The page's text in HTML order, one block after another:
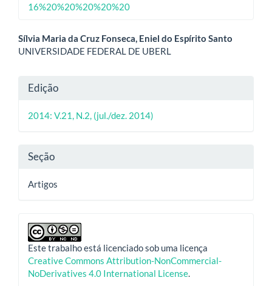
16%20%20%20%20%20
Conteúdo
artigo
Sílvia Maria da Cruz Fonseca, Eniel do Espírito Santo
UNIVERSIDADE FEDERAL DE UBERL
Detalhes
do
Edição
2014: V.21, N.2, (jul./dez. 2014)
Seção
Artigos
Este trabalho está licenciado sob uma licença
Creative Commons Attribution-NonCommercial-
NoDerivatives 4.0 International License